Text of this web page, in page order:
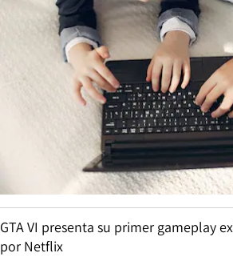
GTA VI presenta su primer gameplay
por Netflix